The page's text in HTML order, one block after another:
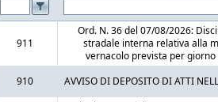
911
Ord. N. 36 del 07/08/2026:
stradale interna relativa alla
vernacolo prevista per giorno
910
AVVISO DI DEPOSITO DI ATTI